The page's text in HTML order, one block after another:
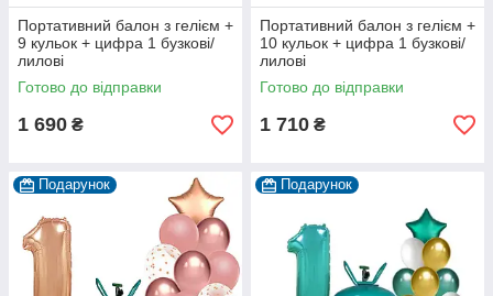
Портативний балон з гелієм +
9 кульок + цифра 1 бузкові/
лилові
Готово до відправки
1 690 ₴
Портативний балон з гелієм +
10 кульок + цифра 1 бузкові/
лилові
Готово до відправки
1 710 ₴
Подарунок Подарунок